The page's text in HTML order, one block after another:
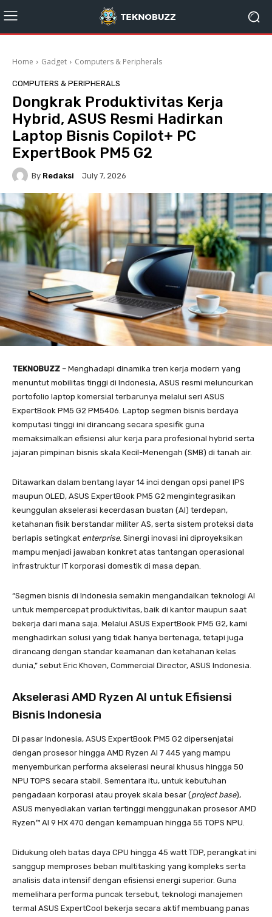
Home Gadget Computers & Peripherals
COMPUTERS & PERIPHERALS
Dongkrak Produktivitas Kerja
Hybrid, ASUS Resmi Hadirkan
Laptop Bisnis Copilot+ PC
ExpertBook PM5 G2
By Redaksi July 7, 2026
TEKNOBUZZ – Menghadapi dinamika tren kerja modern yang
menuntut mobilitas tinggi di Indonesia, ASUS resmi meluncurkan
portofolio laptop komersial terbarunya melalui seri ASUS
ExpertBook PM5 G2 PM5406. Laptop segmen bisnis berdaya
komputasi tinggi ini dirancang secara spesifik guna
memaksimalkan efisiensi alur kerja para profesional hybrid serta
jajaran pimpinan bisnis skala Kecil-Menengah (SMB) di tanah air.
Ditawarkan dalam bentang layar 14 inci dengan opsi panel IPS
maupun OLED, ASUS ExpertBook PM5 G2 mengintegrasikan
keunggulan akselerasi kecerdasan buatan (AI) terdepan,
ketahanan fisik berstandar militer AS, serta sistem proteksi data
berlapis setingkat enterprise. Sinergi inovasi ini diproyeksikan
mampu menjadi jawaban konkret atas tantangan operasional
infrastruktur IT korporasi domestik di masa depan.
“Segmen bisnis di Indonesia semakin mengandalkan teknologi AI
untuk mempercepat produktivitas, baik di kantor maupun saat
bekerja dari mana saja. Melalui ASUS ExpertBook PM5 G2, kami
menghadirkan solusi yang tidak hanya bertenaga, tetapi juga
dirancang dengan standar keamanan dan ketahanan kelas
dunia,” sebut Eric Khoven, Commercial Director, ASUS Indonesia.
Akselerasi AMD Ryzen AI untuk Efisiensi
Bisnis Indonesia
Di pasar Indonesia, ASUS ExpertBook PM5 G2 dipersenjatai
dengan prosesor hingga AMD Ryzen AI 7 445 yang mampu
menyemburkan performa akselerasi neural khusus hingga 50
NPU TOPS secara stabil. Sementara itu, untuk kebutuhan
pengadaan korporasi atau proyek skala besar (project base),
ASUS menyediakan varian tertinggi menggunakan prosesor AMD
Ryzen™ AI 9 HX 470 dengan kemampuan hingga 55 TOPS NPU.
Didukung oleh batas daya CPU hingga 45 watt TDP, perangkat ini
sanggup memproses beban multitasking yang kompleks serta
analisis data intensif dengan efisiensi energi superior. Guna
memelihara performa puncak tersebut, teknologi manajemen
termal ASUS ExpertCool bekerja secara aktif membuang panas